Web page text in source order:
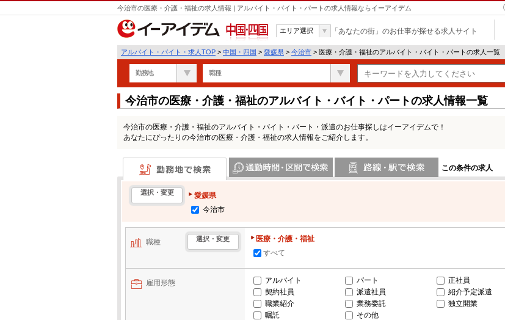
今治市の医療・介護・福祉の求人情報 | アルバイト・バイト・パートの求人情報ならイーアイデム
中国・四国
エリア選択 「あなたの街」のお仕事が探せる求人サイト
アルバイト・バイト・求人TOP > 中国・四国 > 愛媛県 > 今治市 > 医療・介護・福祉のアルバイト・バイト・パートの求人一覧
勤務地 職種
今治市の医療・介護・福祉のアルバイト・バイト・パートの求人情報一覧
今治市の医療・介護・福祉のアルバイト・バイト・パート・派遣のお仕事探しはイーアイデムで！
あなたにぴったりの今治市の医療・介護・福祉の求人情報をご紹介します。
この条件の求人
勤務地で検索
選択・変更
愛媛県
今治市
職種 選択・変更
医療・介護・福祉
すべて
雇用形態 アルバイト パート
正社員
契約社員
派遣社員
紹介予定派遣
職業紹介
業務委託
独立開業
嘱託
その他